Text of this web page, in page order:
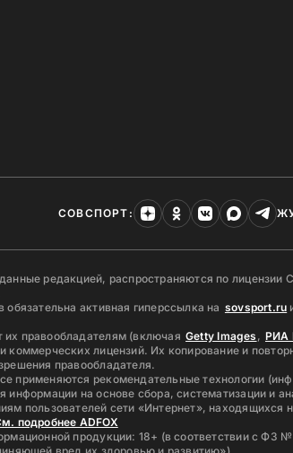
СОВСПОРТ:
редакцией, распространяются по лицензии
обязательна активная гиперссылка на sovsport.ru
правообладателям (включая Getty Images , РИА
коммерческих лицензий. Их копирование и
правообладателя.
применяются рекомендательные технологии
информации на основе сбора, систематизации и
пользователей сети «Интернет», находящихся
подробнее ADFOX
продукции: 18+ (в соответствии с